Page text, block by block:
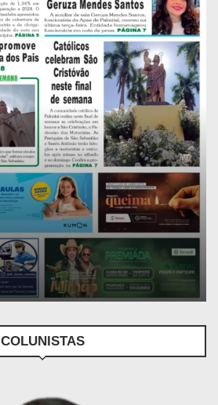
COLUNISTAS